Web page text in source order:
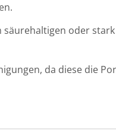
säurehaltigen oder
da diese die